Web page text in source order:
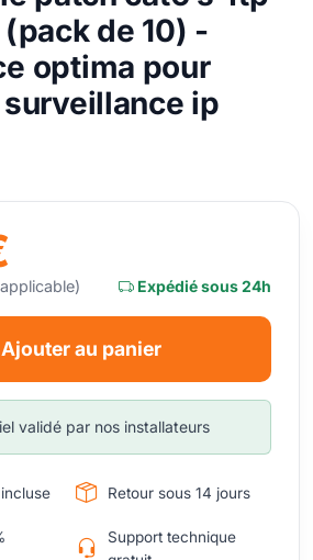
de 10) -
optima pour
ip
Expédié sous 24h
Ajouter au panier
validé par nos installateurs
Retour sous 14 jours
Support technique